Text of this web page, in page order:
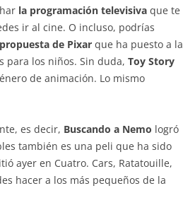
la programación televisiva que te
ir al cine. O incluso, podrías
de Pixar que ha puesto a la
para los niños. Sin duda, Toy Story
de animación. Lo mismo
es decir, Buscando a Nemo logró
también es una peli que ha sido
ayer en Cuatro. Cars, Ratatouille,
hacer a los más pequeños de la